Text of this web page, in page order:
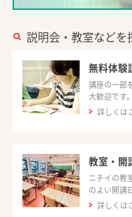
説明会・教室などを
無料体験
講座の一部
大歓迎です。
詳しくは
教室・開
ニチイの教
のよい開講
詳しくは